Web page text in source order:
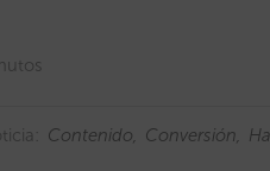
Contenido Conversión